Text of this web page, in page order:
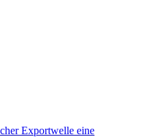
Exportwelle eine